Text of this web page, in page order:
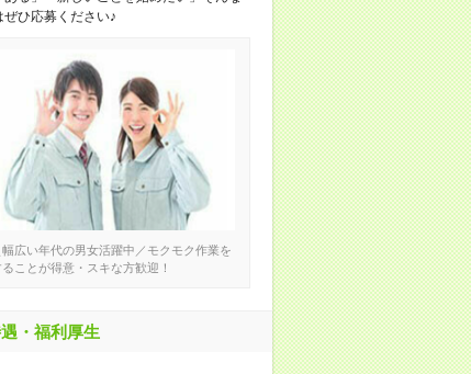
ぜひ応募ください♪
幅広い年代の男女活躍中／モクモク作業を
ることが得意・スキな方歓迎！
・福利厚生